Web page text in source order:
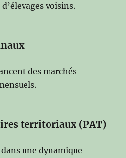
voisins.
des marchés
territoriaux (PAT)
une dynamique